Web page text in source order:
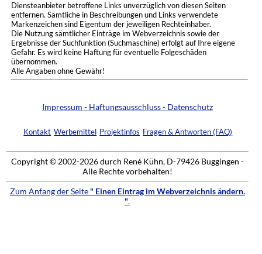
Diensteanbieter betroffene Links unverzüglich von diesen Seiten
entfernen. Sämtliche in Beschreibungen und Links verwendete
Markenzeichen sind Eigentum der jeweiligen Rechteinhaber.
Die Nutzung sämtlicher Einträge im Webverzeichnis sowie der
Ergebnisse der Suchfunktion (Suchmaschine) erfolgt auf Ihre eigene
Gefahr. Es wird keine Haftung für eventuelle Folgeschäden
übernommen.
Alle Angaben ohne Gewähr!
Impressum - Haftungsausschluss - Datenschutz
Kontakt Werbemittel Projektinfos Fragen & Antworten (FAQ)
Copyright © 2002-2026 durch René Kühn, D-79426 Buggingen -
Alle Rechte vorbehalten!
Zum Anfang der Seite " Einen Eintrag im Webverzeichnis ändern.
".